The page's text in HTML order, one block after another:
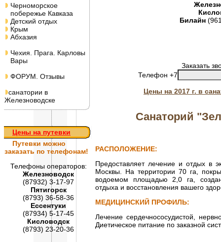
Черноморское
побережье Кавказа
Детский отдых
Крым
Абхазия
Чехия. Прага. Карловы
Вары
ФОРУМ. Отзывы
санатории в
Железноводске
Цены на путевки
Путевки можно
заказать по телефонам!
Телефоны операторов:
Железноводск
(87932) 3-17-97
Пятигорск
(8793) 36-58-36
Ессентуки
(87934) 5-17-45
Кисловодск
(8793) 23-20-36
Билайн
Заказать
Телефон +7
Цены на 2017 г. в
Санаторий
РАСПОЛОЖЕНИЕ:
Предоставляет лечение и отдых в
Москвы. На территории 70 га,
водоемом площадью 2,0 га,
отдыха и восстановления вашего
МЕДИЦИНСКИЙ ПРОФИЛЬ:
Лечение сердечнососудистой,
Диетическое питание по заказной